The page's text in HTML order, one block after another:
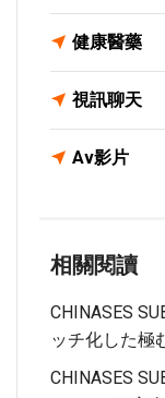
健康醫藥
視訊聊天
Av影片
相關閱讀
CHINASES
ッチ化した極
CHINASES